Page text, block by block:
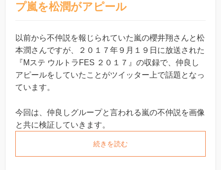
プ嵐を松潤がアピール
以前から不仲説を報じられていた嵐の櫻井翔さんと松
本潤さんですが、２０１７年９月１９日に放送された
『Mステ ウルトラFES ２０１７』の収録で、仲良し
アピールをしていたことがツイッター上で話題となっ
ています。
今回は、仲良しグループと言われる嵐の不仲説を画像
と共に検証していきます。
続きを読む